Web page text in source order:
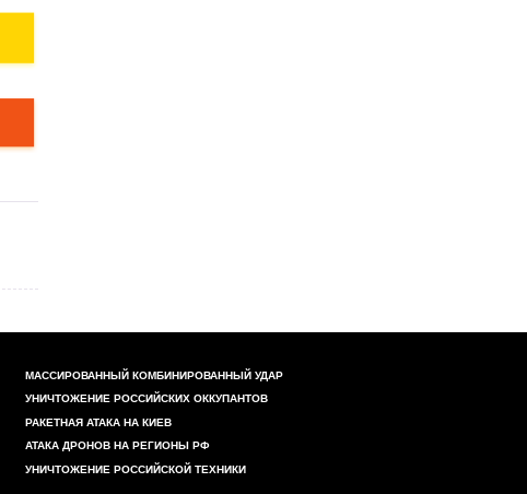
МАССИРОВАННЫЙ КОМБИНИРОВАННЫЙ УДАР
УНИЧТОЖЕНИЕ РОССИЙСКИХ ОККУПАНТОВ
РАКЕТНАЯ АТАКА НА КИЕВ
АТАКА ДРОНОВ НА РЕГИОНЫ РФ
УНИЧТОЖЕНИЕ РОССИЙСКОЙ ТЕХНИКИ